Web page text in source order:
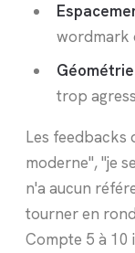
wordmark
Géométrie
trop
Les feedbacks
moderne", "je
n'a aucun
tourner en
Compte 5 à 10